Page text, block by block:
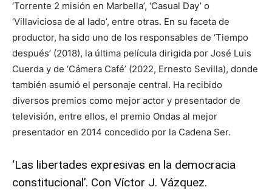
‘Torrente 2 misión en Marbella’, ‘Casual Day’ o
‘Villaviciosa de al lado’, entre otras. En su faceta de
productor, ha sido uno de los responsables de ‘Tiempo
después’ (2018), la última película dirigida por José Luis
Cuerda y de ‘Cámera Café’ (2022, Ernesto Sevilla), donde
también asumió el personaje central. Ha recibido
diversos premios como mejor actor y presentador de
televisión, entre ellos, el premio Ondas al mejor
presentador en 2014 concedido por la Cadena Ser.
‘Las libertades expresivas en la democracia
constitucional’. Con Víctor J. Vázquez.